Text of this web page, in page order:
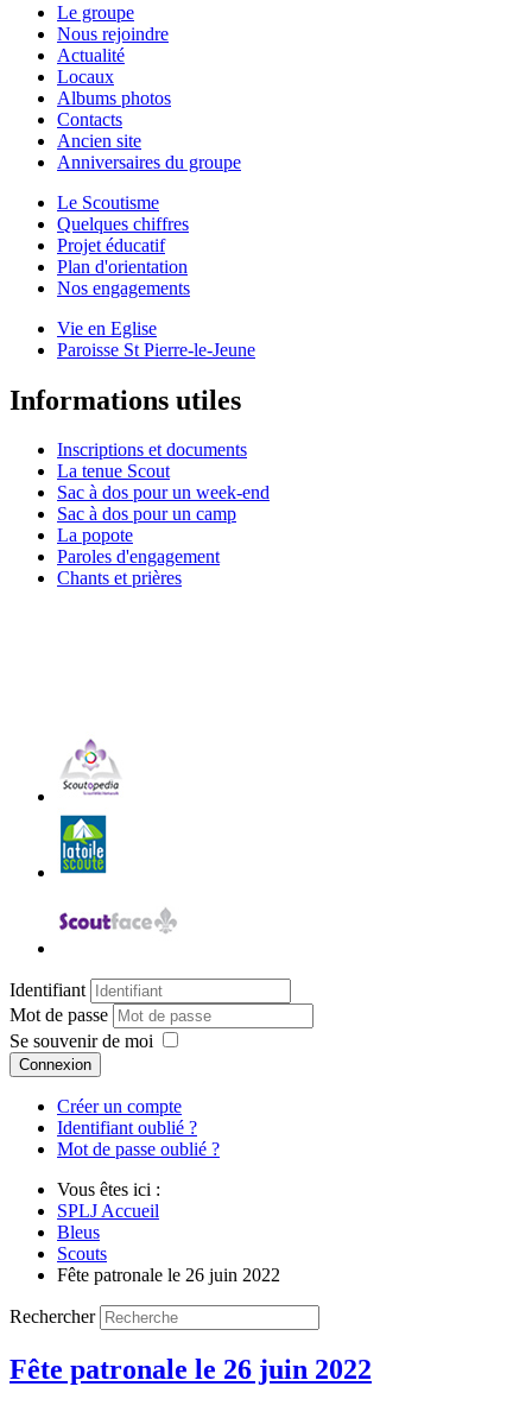
Le groupe
Nous rejoindre
Actualité
Locaux
Albums photos
Contacts
Ancien site
Anniversaires du groupe
Le Scoutisme
Quelques chiffres
Projet éducatif
Plan d'orientation
Nos engagements
Vie en Eglise
Paroisse St Pierre-le-Jeune
Informations utiles
Inscriptions et documents
La tenue Scout
Sac à dos pour un week-end
Sac à dos pour un camp
La popote
Paroles d'engagement
Chants et prières
Identifiant
Mot de passe
Se souvenir de moi
Connexion
Créer un compte
Identifiant oublié ?
Mot de passe oublié ?
Vous êtes ici :
SPLJ Accueil
Bleus
Scouts
Fête patronale le 26 juin 2022
Rechercher
Fête patronale le 26 juin 2022